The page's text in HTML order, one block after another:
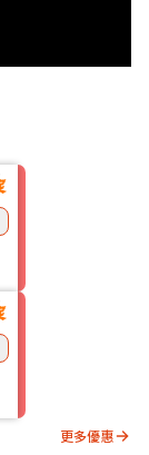
更多優惠